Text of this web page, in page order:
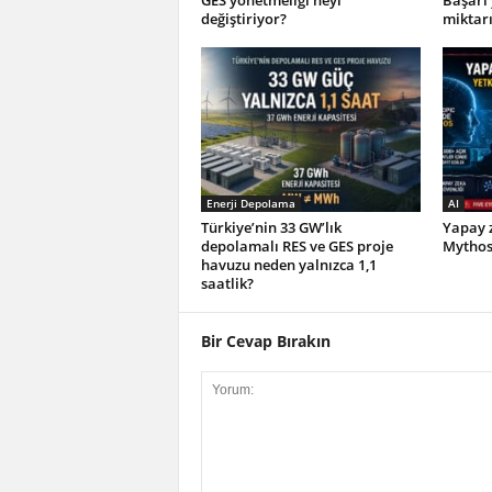
değiştiriyor?
Enerji Depolama
Türkiye’nin 33 GW’lık
depolamalı RES ve GES proje
havuzu neden yalnızca 1,1
saatlik?
AI
Yapay
Bir Cevap Bırakın